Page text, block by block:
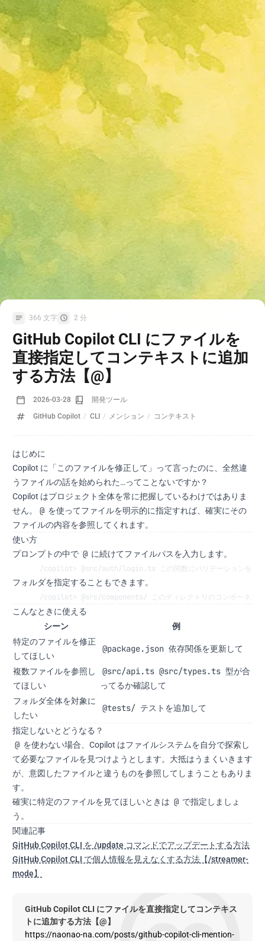
366 文字 2 分
GitHub Copilot CLI にファイルを
直接指定してコンテキストに追加
する方法【@】
2026-03-28
開発ツール
GitHub Copilot / CLI / メンション / コンテキスト
はじめに
Copilot に「このファイルを修正して」って言ったのに、全然違
うファイルの話を始められた…ってことないですか？
Copilot はプロジェクト全体を常に把握しているわけではありま
せん。
@ を使ってファイルを明示的に指定すれば、確実にその
ファイルの内容を参照してくれます。
使い方
プロンプトの中で @ に続けてファイルパスを入力します。
/copilot> @src/auth/login.ts この関数にバリデーションを追
フォルダを指定することもできます。
/copilot> @src/components/ このディレクトリのコンポーネント
こんなときに使える
シーン
例
特定のファイルを修正
してほしい
@package.json 依存関係を更新して
複数ファイルを参照し
てほしい
@src/api.ts @src/types.ts 型が合
ってるか確認して
フォルダ全体を対象に
したい
@tests/ テストを追加して
指定しないとどうなる？
@ を使わない場合、Copilot はファイルシステムを自分で探索し
て必要なファイルを見つけようとします。大抵はうまくいきます
が、意図したファイルと違うものを参照してしまうこともありま
す。
確実に特定のファイルを見てほしいときは @ で指定しましょ
う。
関連記事
GitHub Copilot CLI を /update コマンドでアップデートする方法
GitHub Copilot CLI で個人情報を見えなくする方法【/streamer-
mode】
GitHub Copilot CLI にファイルを直接指定してコンテキス
トに追加する方法【@】
https://naonao-na.com/posts/github-copilot-cli-mention-